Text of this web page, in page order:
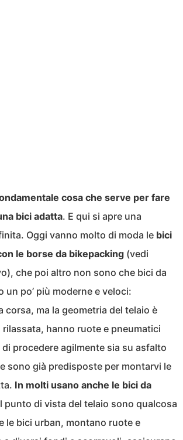
cosa che serve per fare
bici adatta. E qui si apre una
Oggi vanno molto di moda le bici
le borse da bikepacking (vedi
che poi altro non sono che bici da
po’ più moderne e veloci:
corsa, ma la geometria del telaio è
hanno ruote e pneumatici
procedere agilmente sia su asfalto
sono già predisposte per montarvi le
In molti usano anche le bici da
punto di vista del telaio sono qualcosa
le bici urban, montano ruote e